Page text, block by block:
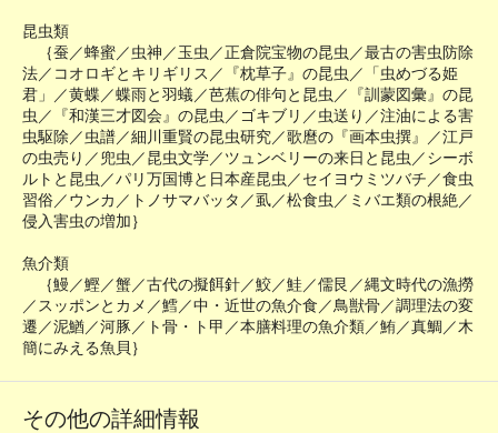
昆虫類
｛蚕／蜂蜜／虫神／玉虫／正倉院宝物の昆虫／最古の害虫防除
法／コオロギとキリギリス／『枕草子』の昆虫／「虫めづる姫
君」／黄蝶／蝶雨と羽蟻／芭蕉の俳句と昆虫／『訓蒙図彙』の昆
虫／『和漢三才図会』の昆虫／ゴキブリ／虫送り／注油による害
虫駆除／虫譜／細川重賢の昆虫研究／歌麿の『画本虫撰』／江戸
の虫売り／兜虫／昆虫文学／ツュンベリーの来日と昆虫／シーボ
ルトと昆虫／パリ万国博と日本産昆虫／セイヨウミツバチ／食虫
習俗／ウンカ／トノサマバッタ／虱／松食虫／ミバエ類の根絶／
侵入害虫の増加｝
魚介類
｛鰻／鰹／蟹／古代の擬餌針／鮫／鮭／儒艮／縄文時代の漁撈
／スッポンとカメ／鱈／中・近世の魚介食／鳥獣骨／調理法の変
遷／泥鰌／河豚／ト骨・ト甲／本膳料理の魚介類／鮪／真鯛／木
簡にみえる魚貝｝
その他の詳細情報